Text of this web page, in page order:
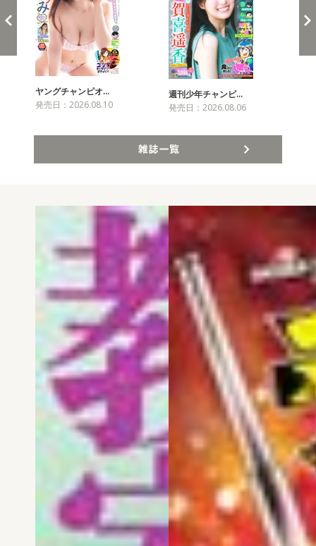
ヤングチャンピオ…
発売日：2026.08.10
週刊少年チャンピ…
発売日：2026.08.06